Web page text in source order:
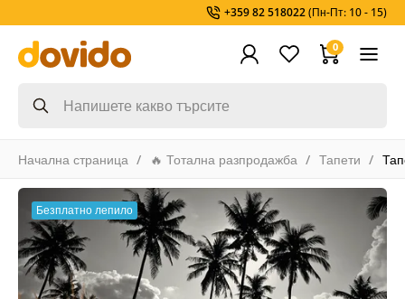
+359 82 518022(Пн-Пт: 10 - 15)
0
Начална страница 🔥 Тотална разпродажба Тапети
Безплатно лепило